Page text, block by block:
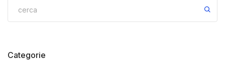
Categorie